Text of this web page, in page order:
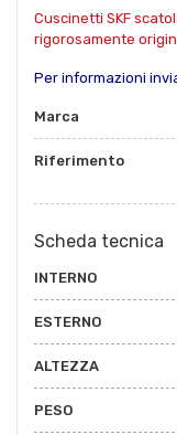
Cuscinetti SKF
rigorosamente
Per informazioni
Marca
Riferimento
Scheda tecnica
INTERNO
ESTERNO
ALTEZZA
PESO